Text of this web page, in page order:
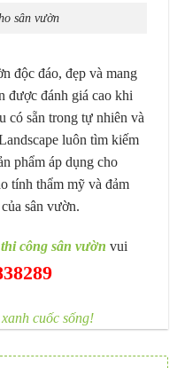
sân vườn
độc đáo, đẹp và mang
được đánh giá cao khi
có sẵn trong tự nhiên và
luôn tìm kiếm
phẩm áp dụng cho
tính thẩm mỹ và đảm
sân vườn.
công sân vườn vui
cuốc sống!